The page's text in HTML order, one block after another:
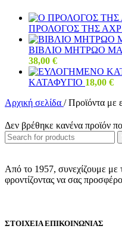
ΠΡΟΛΟΓΟΣ ΤΗΣ
ΒΙΒΛΙΟ ΜΗΤΡΩΟ
38,00 €
ΚΑΤΑΦΥΓΙΟ 18,00 €
Αρχική σελίδα / Προϊόντα με
Δεν βρέθηκε κανένα προϊόν
Από το 1957, συνεχίζουμε με
φροντίζοντας να σας
ΣΤΟΙΧΕΙΑ ΕΠΙΚΟΙΝΩΝΙΑΣ